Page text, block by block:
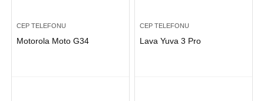
CEP TELEFONU
Motorola Moto G34
CEP TELEFONU
Lava Yuva 3 Pro